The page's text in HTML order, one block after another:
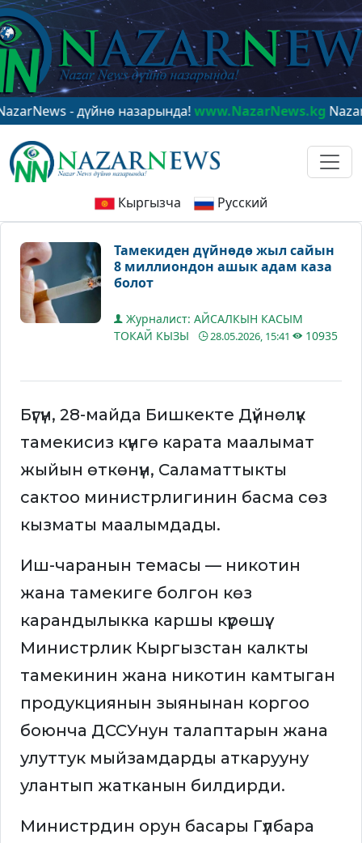
- дүйнө назарында!www.NazarNews.kgNazarNews
Кыргызча Русский
Тамекиден дүйнөдө жыл сайын
8 миллиондон ашык адам каза
болот
Журналист: АЙСАЛКЫН КАСЫМ
ТОКАЙ КЫЗЫ
28.05.2026, 15:41 10935
Бүгүн, 28-майда Бишкекте Дүйнөлүк
тамекисиз күнгө карата маалымат
жыйын өткөнүн, Саламаттыкты
сактоо министрлигинин басма сөз
кызматы маалымдады.
Иш-чаранын темасы — никотин
жана тамекиге болгон көз
карандылыкка каршы күрөшүү.
Министрлик Кыргызстан калкты
тамекинин жана никотин камтыган
продукциянын зыянынан коргоо
боюнча ДССУнун талаптарын жана
улуттук мыйзамдарды аткарууну
улантып жатканын билдирди.
Министрдин орун басары Гүлбара